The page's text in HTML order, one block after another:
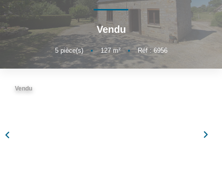
BIENS VENDUS
ADMINISTRATION DE BIENS
Gestion
Vendu
5pièce(s) • 127m² • Réf : 6956
Vendu